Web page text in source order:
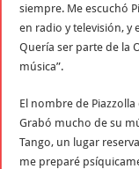
siempre. Me escuchó
en radio y televisión, y
Quería ser parte de la
música”.
El nombre de
Grabó mucho de su
Tango, un lugar
me preparé